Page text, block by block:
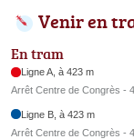
Venir en
En tram
Ligne A, à 423 m
Arrêt Centre de Congrès -
Ligne B, à 423 m
Arrêt Centre de Congrès -